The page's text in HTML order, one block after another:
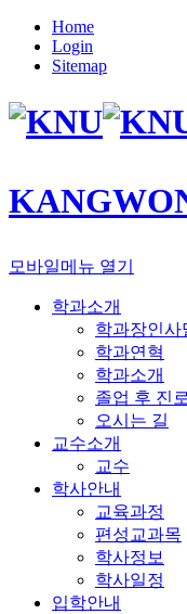
Home
Login
Sitemap
모바일메뉴 열기
학과소개
학과장인사
학과연혁
학과소개
졸업 후 진
오시는 길
교수소개
교수
학사안내
교육과정
편성교과목
학사정보
학사일정
입학안내